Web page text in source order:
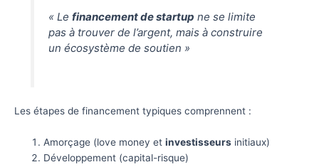
« Le financement de startup ne se limite
pas à trouver de l’argent, mais à construire
un écosystème de soutien »
Les étapes de financement typiques comprennent :
Amorçage (love money etinvestisseurs initiaux)
Développement (capital-risque)